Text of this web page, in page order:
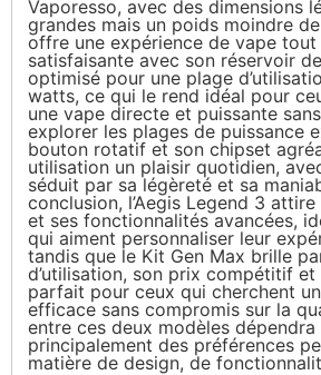
Vaporesso, avec des dimensions
grandes mais un poids moindre de
offre une expérience de vape tout
satisfaisante avec son réservoir
optimisé pour une plage
watts, ce qui le rend idéal pour
une vape directe et puissante
explorer les plages de puissance
bouton rotatif et son chipset
utilisation un plaisir quotidien,
séduit par sa légèreté et sa
conclusion, l’Aegis Legend 3
et ses fonctionnalités avancées,
qui aiment personnaliser leur
tandis que le Kit Gen Max brille
d’utilisation, son prix compétitif et
parfait pour ceux qui cherchent
efficace sans compromis sur la
entre ces deux modèles dépendra
principalement des préférences
matière de design, de